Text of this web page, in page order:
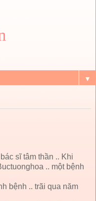
▼
sĩ tâm thần .. Khi
.. một bệnh
bệnh .. trãi qua năm